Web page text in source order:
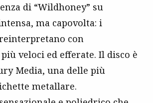
di “Wildhoney” su
ma capovolta: i
con
veloci ed efferate. Il disco è
Media, una delle più
metallare.